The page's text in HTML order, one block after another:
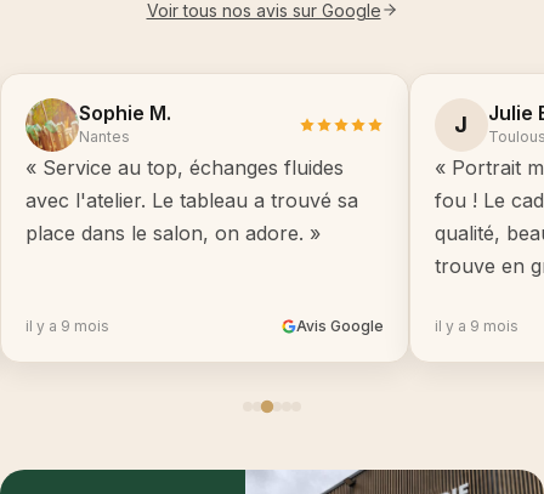
Voir tous nos avis sur Google
Sophie M.
Nantes
« Service au top, échanges fluides
avec l'atelier. Le tableau a trouvé sa
place dans le salon, on adore. »
il y a 9 mois Avis Google
J Julie
« Portrait
fou ! Le
qualité,
trouve en
il y a 9 mois